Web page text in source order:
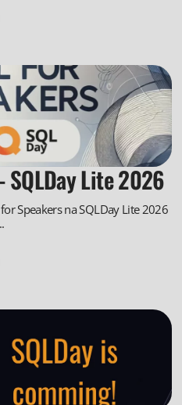
Lite 2026
Speakers na SQLDay Lite 2026